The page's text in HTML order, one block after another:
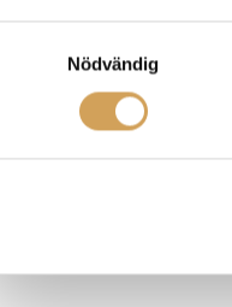
Nödvändig
hörlursutgång och